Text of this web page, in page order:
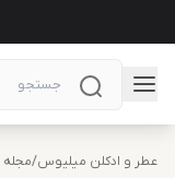
عطر و ادکلن میلیوس/